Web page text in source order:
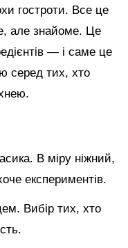
гостроти. Все це
але знайоме. Це
— і саме це
серед тих, хто
В міру ніжний,
експериментів.
Вибір тих, хто